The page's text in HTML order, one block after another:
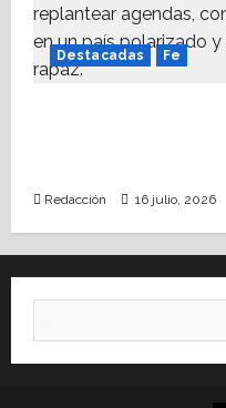
Destacadas Fe
Redacción 16 julio, 2026